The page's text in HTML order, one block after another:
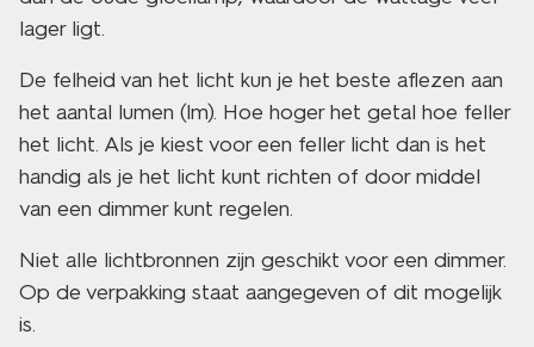
lager ligt.
De felheid van het licht kun je het beste aflezen aan
het aantal lumen (lm). Hoe hoger het getal hoe feller
het licht. Als je kiest voor een feller licht dan is het
handig als je het licht kunt richten of door middel
van een dimmer kunt regelen.
Niet alle lichtbronnen zijn geschikt voor een dimmer.
Op de verpakking staat aangegeven of dit mogelijk
is.